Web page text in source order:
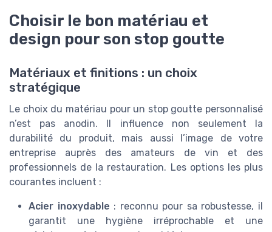
Choisir le bon matériau et
design pour son stop goutte
Matériaux et finitions : un choix
stratégique
Le choix du matériau pour un stop goutte personnalisé
n’est pas anodin. Il influence non seulement la
durabilité du produit, mais aussi l’image de votre
entreprise auprès des amateurs de vin et des
professionnels de la restauration. Les options les plus
courantes incluent :
Acier inoxydable : reconnu pour sa robustesse, il
garantit une hygiène irréprochable et une